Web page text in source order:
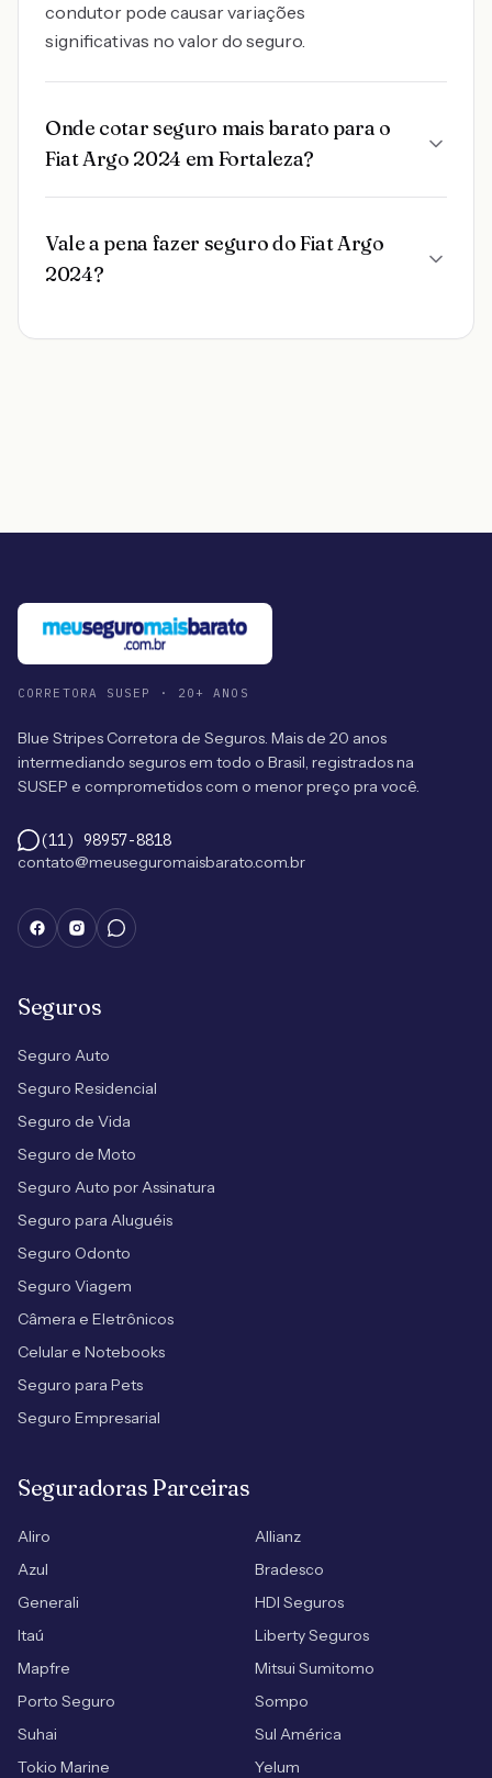
condutor pode causar variações
significativas no valor do seguro.
Onde cotar seguro mais barato para o
Fiat Argo 2024 em Fortaleza?
Vale a pena fazer seguro do Fiat Argo
2024?
CORRETORA SUSEP · 20+ ANOS
Blue Stripes Corretora de Seguros. Mais de 20 anos
intermediando seguros em todo o Brasil, registrados na
SUSEP e comprometidos com o menor preço pra você.
(11) 98957-8818
contato@meuseguromaisbarato.com.br
Seguros
Seguro Auto
Seguro Residencial
Seguro de Vida
Seguro de Moto
Seguro Auto por Assinatura
Seguro para Aluguéis
Seguro Odonto
Seguro Viagem
Câmera e Eletrônicos
Celular e Notebooks
Seguro para Pets
Seguro Empresarial
Seguradoras Parceiras
Aliro
Allianz
Azul
Bradesco
Generali
HDI Seguros
Itaú
Liberty Seguros
Mapfre
Mitsui Sumitomo
Porto Seguro
Sompo
Suhai
Sul América
Tokio Marine
Yelum